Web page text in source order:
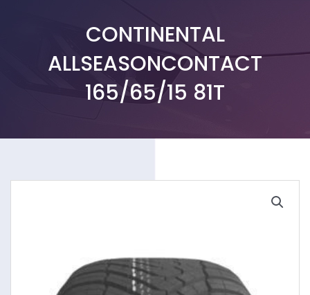
CONTINENTAL
ALLSEASONCONTACT
165/65/15 81T